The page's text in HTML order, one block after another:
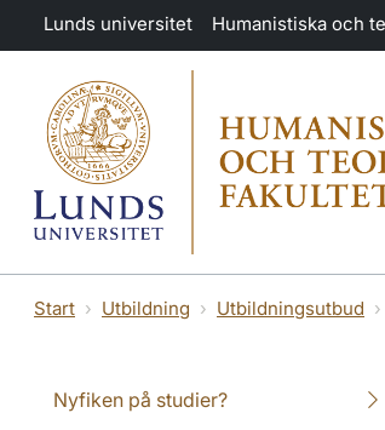
Hoppa till huvudinnehåll
Lunds universitet Humanistiska och
Start Utbildning Utbildningsutbud
Nyfiken på studier?